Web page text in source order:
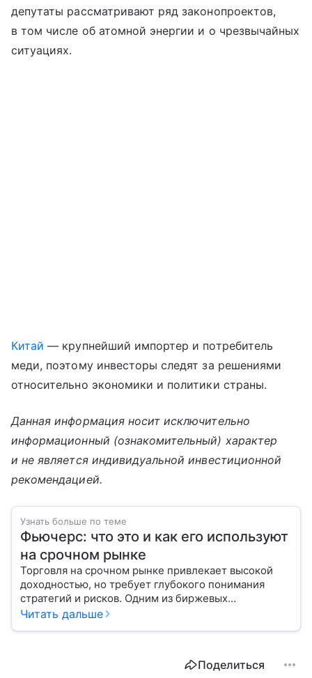
депутаты рассматривают ряд законопроектов,
в том числе об атомной энергии и о чрезвычайных
ситуациях.
Китай — крупнейший импортер и потребитель
меди, поэтому инвесторы следят за решениями
относительно экономики и политики страны.
Данная информация носит исключительно
информационный (ознакомительный) характер
и не является индивидуальной инвестиционной
рекомендацией.
Узнать больше по теме
Фьючерс: что это и как его используют
на срочном рынке
Торговля на срочном рынке привлекает высокой
доходностью, но требует глубокого понимания
стратегий и рисков. Одним из биржевых
инструментов для краткосрочных инвестиций
Читать дальше
Поделиться